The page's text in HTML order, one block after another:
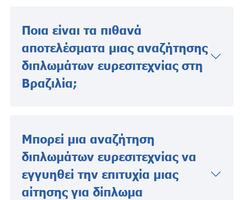
Ποια είναι τα πιθανά
αποτελέσματα μιας αναζήτησης
διπλωμάτων ευρεσιτεχνίας στη
Βραζιλία;
Μπορεί μια αναζήτηση
διπλωμάτων ευρεσιτεχνίας να
εγγυηθεί την επιτυχία μιας
αίτησης για δίπλωμα